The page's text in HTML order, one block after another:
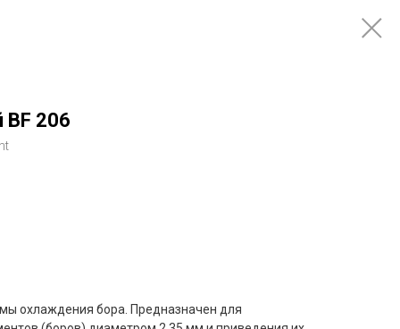
BF 206
охлаждения бора. Предназначен для